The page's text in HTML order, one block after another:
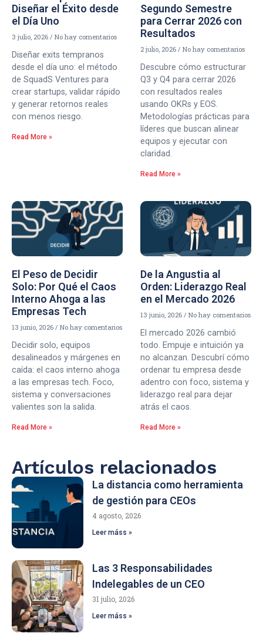
Diseñar el Éxito desde
el Día Uno
3 julio, 2026 No hay comentarios
Diseñar exits tempranos
desde el día uno: el método
de SquadS Ventures para
crear startups, validar rápido
y generar retornos reales
con menos riesgo.
Read More »
Segundo Semestre
para Cerrar 2026 con
Resultados
2 julio, 2026 No hay comentarios
Descubre cómo estructurar
Q3 y Q4 para cerrar 2026
con resultados reales
usando OKRs y EOS.
Metodologías prácticas para
líderes que buscan alinear
equipos y ejecutar con
claridad.
Read More »
El Peso de Decidir
Solo: Por Qué el Caos
Interno Ahoga a las
Empresas Tech
13 junio, 2026 No hay comentarios
Decidir solo, equipos
desalineados y márgenes en
caída: el caos interno ahoga
a las empresas tech. Foco,
sistema y conversaciones
valientes son la salida.
Read More »
De la Angustia al
Orden: Liderazgo Real
en el Mercado 2026
13 junio, 2026 No hay comentarios
El mercado 2026 cambió
todo. Empuje e intuición ya
no alcanzan. Descubrí cómo
ordenar tu empresa desde
adentro con foco, sistema y
liderazgo real para dejar
atrás el caos.
Read More »
Artículos relacionados
La distancia como herramienta
de gestión para CEOs
4 agosto, 2026
Leer máss »
Las 3 Responsabilidades
Indelegables de un CEO
31 julio, 2026
Leer máss »